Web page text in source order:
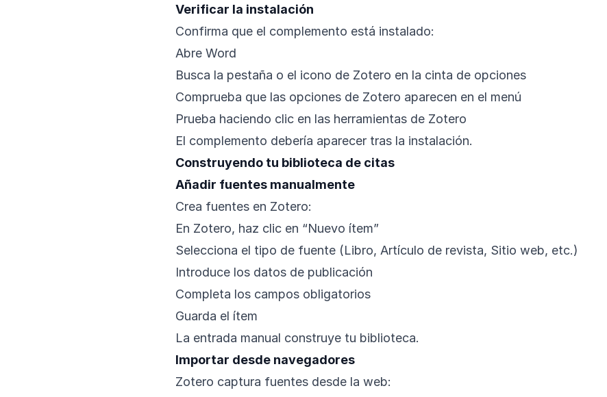
Verificar la instalación
Confirma que el complemento está instalado:
Abre Word
Busca la pestaña o el icono de Zotero en la cinta de opciones
Comprueba que las opciones de Zotero aparecen en el menú
Prueba haciendo clic en las herramientas de Zotero
El complemento debería aparecer tras la instalación.
Construyendo tu biblioteca de citas
Añadir fuentes manualmente
Crea fuentes en Zotero:
En Zotero, haz clic en “Nuevo ítem”
Selecciona el tipo de fuente (Libro, Artículo de revista, Sitio web, etc.)
Introduce los datos de publicación
Completa los campos obligatorios
Guarda el ítem
La entrada manual construye tu biblioteca.
Importar desde navegadores
Zotero captura fuentes desde la web: